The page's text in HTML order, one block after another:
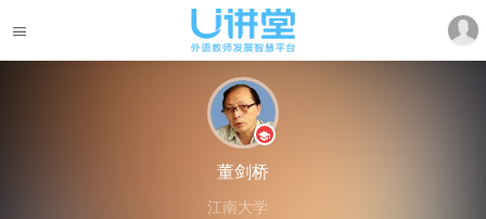
董剑桥
江南大学